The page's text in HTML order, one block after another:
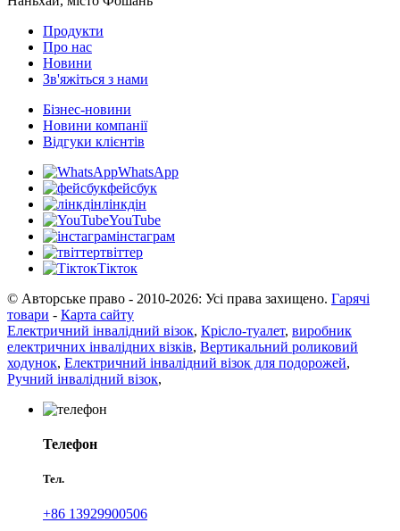
Продукти
Про нас
Новини
Зв'яжіться з нами
Бізнес-новини
Новини компанії
Відгуки клієнтів
WhatsApp
фейсбук
лінкдін
YouTube
інстаграм
твіттер
Тікток
© Авторське право - 2010-2026: Усі права захищено. Гарячі
товари - Карта сайту
Електричний інвалідний візок, Крісло-туалет, виробник
електричних інвалідних візків, Вертикальний роликовий
ходунок, Електричний інвалідний візок для подорожей,
Ручний інвалідний візок,
Телефон
Тел.
+86 13929900506